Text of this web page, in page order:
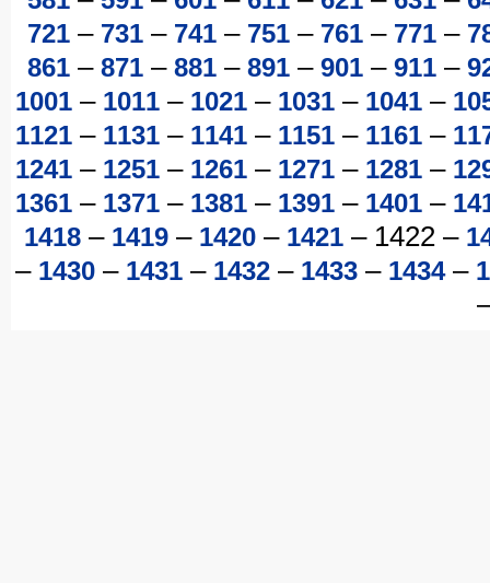
721– 731– 741– 751– 761– 771–
861– 871– 881– 891– 901– 911–
1001– 1011– 1021– 1031– 1041–
1121– 1131– 1141– 1151– 1161–
1241– 1251– 1261– 1271– 1281–
1361– 1371– 1381– 1391– 1401–
1418 – 1419 – 1420 – 1421 – 1422 –
– 1430– 1431– 1432– 1433– 1434–